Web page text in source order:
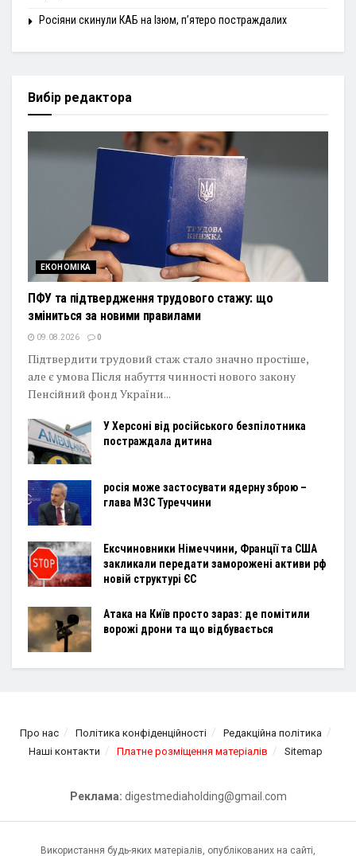
Росіяни скинули КАБ на Ізюм, п’ятеро постраждалих
Вибір редактора
ЕКОНОМІКА
ПФУ та підтвердження трудового стажу: що
зміниться за новими правилами
09.08.2026 0
Підтвердити трудовий стаж стало значно простіше,
але є умова Після набуття чинності нового закону
Пенсійний фонд України...
У Херсоні від російського безпілотника
постраждала дитина
росія може застосувати ядерну зброю –
глава МЗС Туреччини
Ексчиновники Німеччини, Франції та США
закликали передати заморожені активи рф
новій структурі ЄС
Атака на Київ просто зараз: де помітили
ворожі дрони та що відбувається
Про нас Політика конфіденційності
Редакційна політика
Наші контакти
Платне розміщення матеріалів Sitemap
Реклама: digestmediaholding@gmail.com
Використання будь-яких матеріалів, опублікованих на сайті,